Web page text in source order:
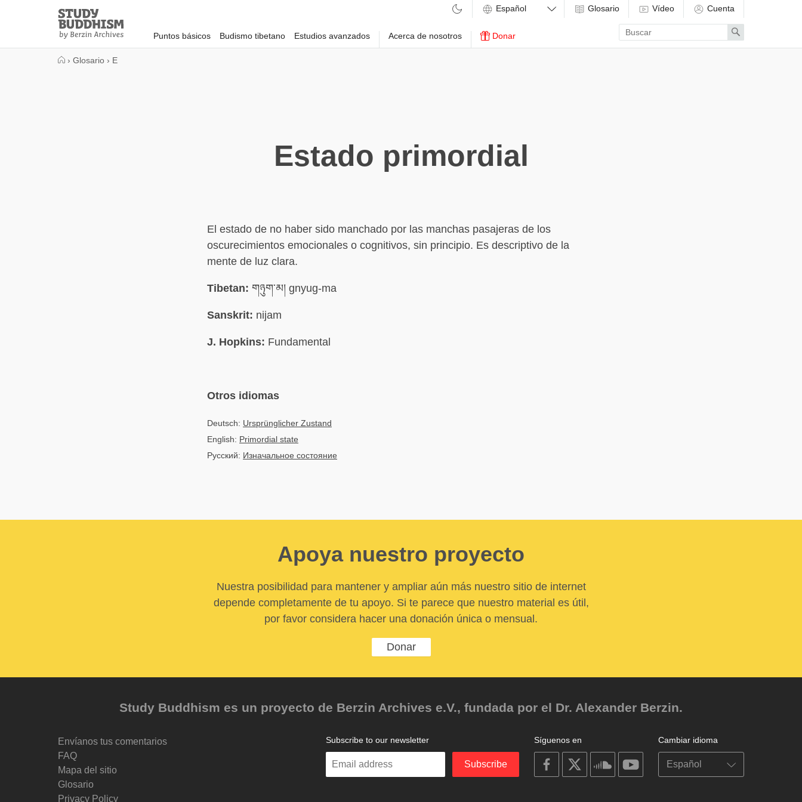
Study
Buddhism
Home
Puntos básicos Budismo tibetano Estudios avanzados Acerca de nosotros Donar
Glosario Vídeo Cuenta
Enter
search
term
Search
› Glosario › E
Estado primordial
El estado de no haber sido manchado por las manchas pasajeras de los
oscurecimientos emocionales o cognitivos, sin principio. Es descriptivo de la
mente de luz clara.
Tibetan: གཉུག་མ། gnyug-ma
Sanskrit: nijam
J. Hopkins: Fundamental
Otros idiomas
Deutsch: Ursprünglicher Zustand
English: Primordial state
Русский: Изначальное состояние
Apoya nuestro proyecto
Nuestra posibilidad para mantener y ampliar aún más nuestro sitio de internet
depende completamente de tu apoyo. Si te parece que nuestro material es útil,
por favor considera hacer una donación única o mensual.
Donar
Study Buddhism es un proyecto de Berzin Archives e.V., fundada por el Dr. Alexander Berzin.
Envíanos tus comentarios
FAQ
Mapa del sitio
Glosario
Privacy Policy
Cambiar idioma
Síguenos en
on
facebook
on
on
soundcloudyoutube
Subscribe to our newsletter
Enter
Subscribe